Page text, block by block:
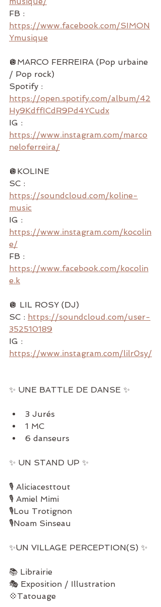
FB :
https://www.facebook.com/SIMON
Ymusique
🪩MARCO FERREIRA (Pop urbaine
/ Pop rock)
Spotify :
https://open.spotify.com/album/42
Hy9KdffICdR9Pd4YCudx
IG :
https://www.instagram.com/marco
neloferreira/
🪩KOLINE
SC :
https://soundcloud.com/koline-
music
IG :
https://www.instagram.com/kocolin
e/
FB :
https://www.facebook.com/kocolin
e.k
🪩 LIL ROSY (DJ)
SC : https://soundcloud.com/user-
352510189
IG :
https://www.instagram.com/lilr0sy/
✨ UNE BATTLE DE DANSE ✨
3 Jurés
1 MC
6 danseurs
✨ UN STAND UP ✨
🎙️ Aliciacesttout
🎙️ Amiel Mimi
🎙️Lou Trotignon
🎙️Noam Sinseau
✨UN VILLAGE PERCEPTION(S) ✨
📚 Librairie
🎭 Exposition / Illustration
💠Tatouage